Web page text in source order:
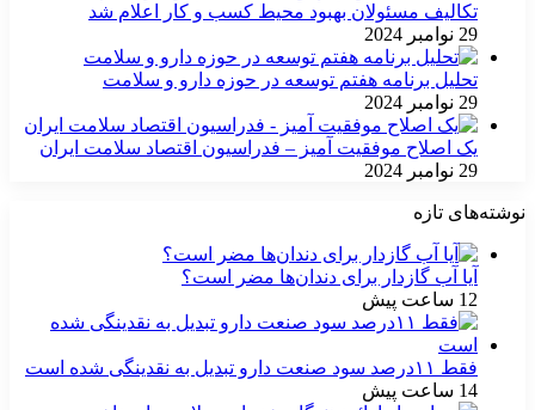
تکالیف مسئولان بهبود محیط کسب و کار اعلام شد
29 نوامبر 2024
تحلیل برنامه هفتم توسعه در حوزه دارو و سلامت
29 نوامبر 2024
یک اصلاح موفقیت آمیز – فدراسیون اقتصاد سلامت ایران
29 نوامبر 2024
نوشته‌های تازه
آیا آب گازدار برای دندان‌ها مضر است؟
12 ساعت پیش
فقط ۱۱‌درصد سود صنعت دارو تبدیل به نقدینگی شده است
14 ساعت پیش